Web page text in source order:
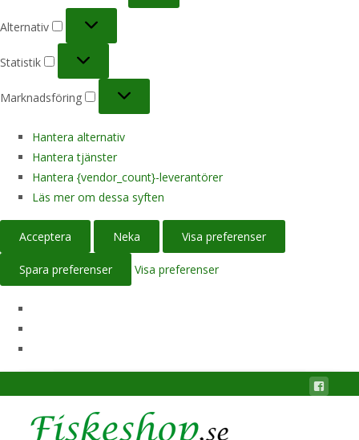
Alternativ
Statistik
Marknadsföring
Hantera alternativ
Hantera tjänster
Hantera {vendor_count}-leverantörer
Läs mer om dessa syften
Acceptera Neka Visa preferenser
Spara preferenser Visa preferenser